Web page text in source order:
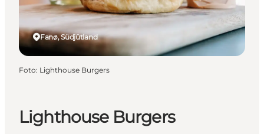
Essen und Schlafen
Veranstaltungen
Lighthouse Burgers
Fanø, Südjütland
Foto: Lighthouse Burgers